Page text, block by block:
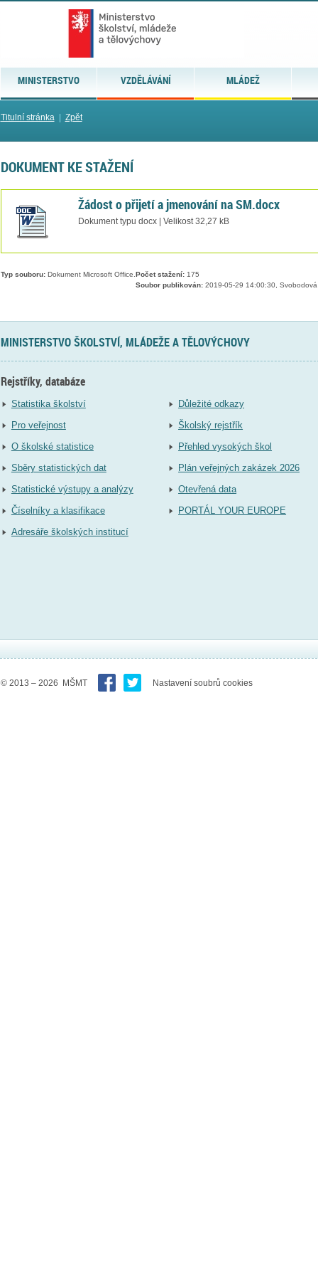
MINISTERSTVO VZDĚLÁVÁNÍ MLÁDEŽ
Titulní stránka| Zpět
DOKUMENT KE STAŽENÍ
Žádost o přijetí a jmenování na SM.docx
Dokument typu docx | Velikost 32,27 kB
Typ souboru:Dokument Microsoft Office. Počet stažení:175
Soubor publikován:2019-05-29 14:00:30, Svobodová
MINISTERSTVO ŠKOLSTVÍ, MLÁDEŽE A TĚLOVÝCHOVY
Rejstříky, databáze
Statistika školství
Pro veřejnost
O školské statistice
Sběry statistických dat
Statistické výstupy a analýzy
Číselníky a klasifikace
Adresáře školských institucí
Důležité odkazy
Školský rejstřík
Přehled vysokých škol
Plán veřejných zakázek 2026
Otevřená data
PORTÁL YOUR EUROPE
© 2013 – 2026 MŠMT Nastavení soubrů cookies